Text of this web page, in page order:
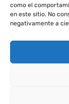
como el
en este sitio. No
negativamente a